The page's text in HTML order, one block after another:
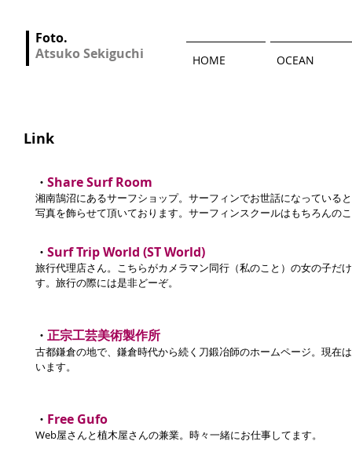
Link
・ Share Surf Room
湘南鵠沼にあるサーフショップ。サーフィンでお世話になっている
写真を飾らせて頂いております。サーフィンスクールはもちろんの
・ Surf Trip World (ST World)
旅行代理店さん。こちらがカメラマン同行（私のこと）の女の子だ
す。旅行の際には是非どーぞ。
・ 正宗工芸美術製作所
古都鎌倉の地で、鎌倉時代から続く刀鍛冶師のホームページ。現在
います。
・ Free Gufo
Web屋さんと植木屋さんの兼業。時々一緒にお仕事してます。
Foto.
Atsuko Sekiguchi
HOME OCEAN